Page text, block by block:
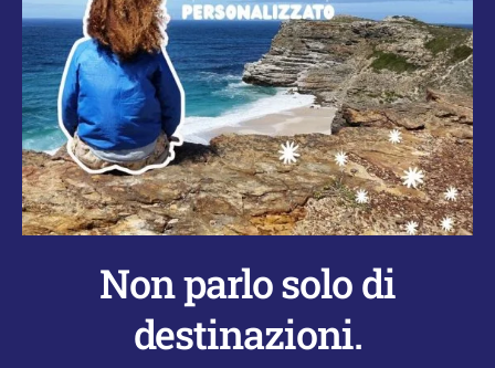
Non parlo solo di
destinazioni.